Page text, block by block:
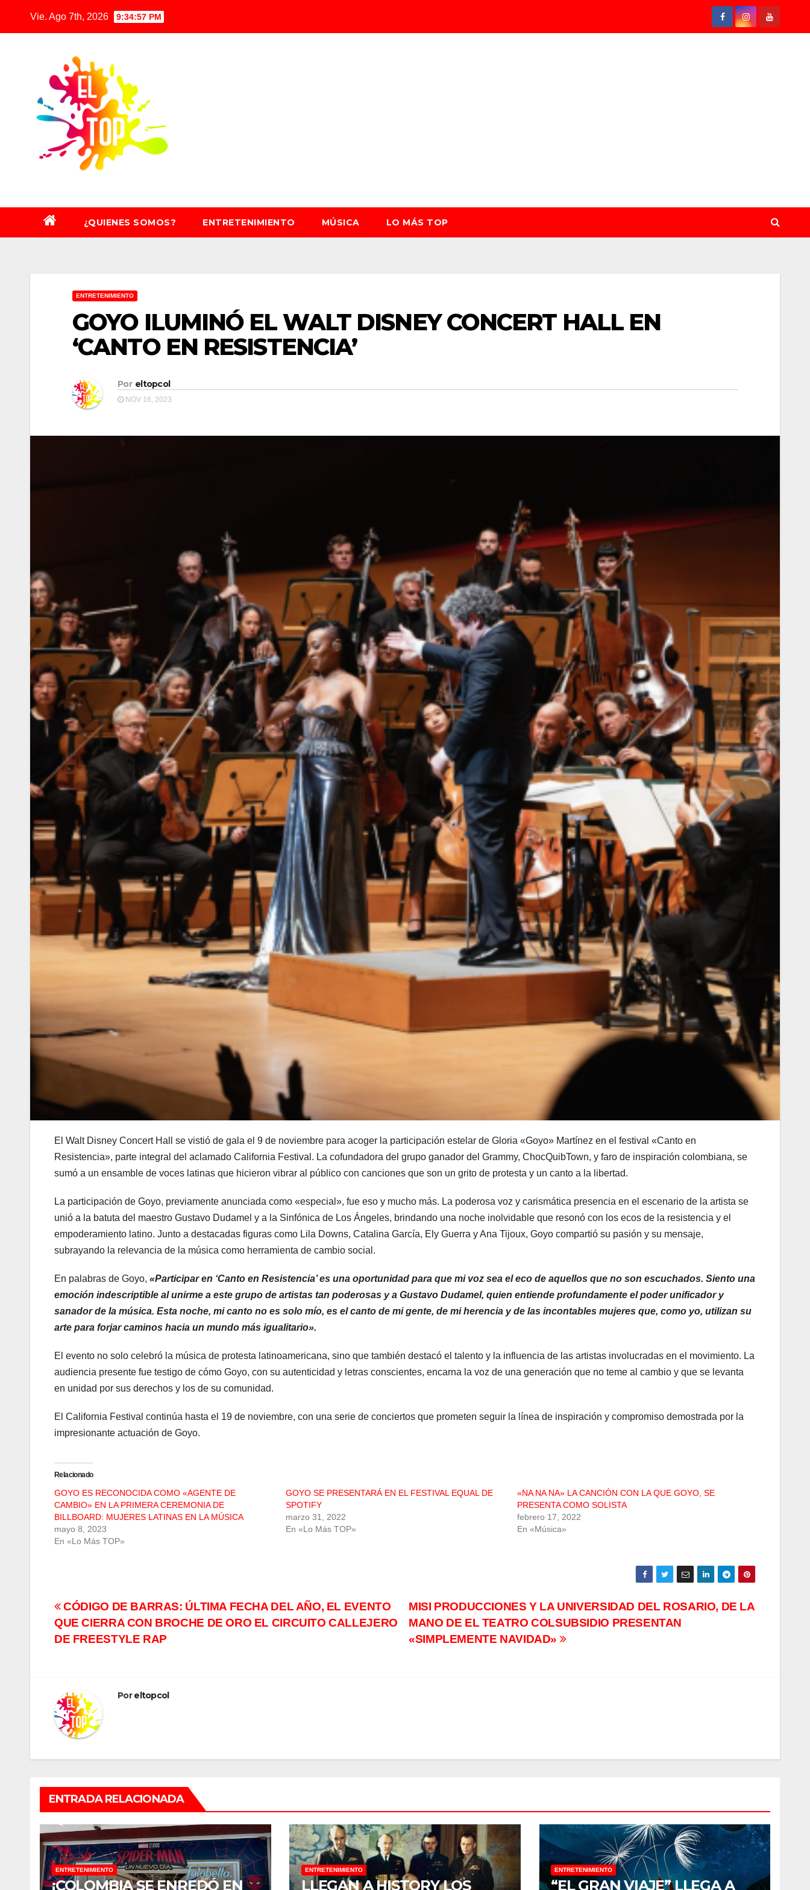
Vie. Ago 7th, 2026 9:34:59 PM
¿QUIENES SOMOS? ENTRETENIMIENTO MÚSICA LO MÁS TOP
ENTRETENIMIENTO
GOYO ILUMINÓ EL WALT DISNEY CONCERT HALL EN
‘CANTO EN RESISTENCIA’
Por eltopcol
NOV 16, 2023
El Walt Disney Concert Hall se vistió de gala el 9 de noviembre para acoger la participación estelar de Gloria «Goyo» Martínez en el festival «Canto en
Resistencia», parte integral del aclamado California Festival. La cofundadora del grupo ganador del Grammy, ChocQuibTown, y faro de inspiración colombiana, se
sumó a un ensamble de voces latinas que hicieron vibrar al público con canciones que son un grito de protesta y un canto a la libertad.
La participación de Goyo, previamente anunciada como «especial», fue eso y mucho más. La poderosa voz y carismática presencia en el escenario de la artista se
unió a la batuta del maestro Gustavo Dudamel y a la Sinfónica de Los Ángeles, brindando una noche inolvidable que resonó con los ecos de la resistencia y el
empoderamiento latino. Junto a destacadas figuras como Lila Downs, Catalina García, Ely Guerra y Ana Tijoux, Goyo compartió su pasión y su mensaje,
subrayando la relevancia de la música como herramienta de cambio social.
En palabras de Goyo, «Participar en ‘Canto en Resistencia’ es una oportunidad para que mi voz sea el eco de aquellos que no son escuchados. Siento una
emoción indescriptible al unirme a este grupo de artistas tan poderosas y a Gustavo Dudamel, quien entiende profundamente el poder unificador y
sanador de la música. Esta noche, mi canto no es solo mío, es el canto de mi gente, de mi herencia y de las incontables mujeres que, como yo, utilizan su
arte para forjar caminos hacia un mundo más igualitario».
El evento no solo celebró la música de protesta latinoamericana, sino que también destacó el talento y la influencia de las artistas involucradas en el movimiento. La
audiencia presente fue testigo de cómo Goyo, con su autenticidad y letras conscientes, encarna la voz de una generación que no teme al cambio y que se levanta
en unidad por sus derechos y los de su comunidad.
El California Festival continúa hasta el 19 de noviembre, con una serie de conciertos que prometen seguir la línea de inspiración y compromiso demostrada por la
impresionante actuación de Goyo.
Relacionado
GOYO ES RECONOCIDA COMO «AGENTE DE
CAMBIO» EN LA PRIMERA CEREMONIA DE
BILLBOARD: MUJERES LATINAS EN LA MÚSICA
mayo 8, 2023
En «Lo Más TOP»
GOYO SE PRESENTARÁ EN EL FESTIVAL EQUAL DE
SPOTIFY
marzo 31, 2022
En «Lo Más TOP»
«NA NA NA» LA CANCIÓN CON LA QUE GOYO, SE
PRESENTA COMO SOLISTA
febrero 17, 2022
En «Música»
Navegación
de
MISI PRODUCCIONES Y LA UNIVERSIDAD DEL ROSARIO, DE LA
MANO DE EL TEATRO COLSUBSIDIO PRESENTAN
«SIMPLEMENTE NAVIDAD»
CÓDIGO DE BARRAS: ÚLTIMA FECHA DEL AÑO, EL EVENTO
QUE CIERRA CON BROCHE DE ORO EL CIRCUITO CALLEJERO
DE FREESTYLE RAP
Poreltopcol
ENTRADA RELACIONADA
ENTRETENIMIENTO
¡COLOMBIA SE ENREDÓ EN
ENTRETENIMIENTO
LLEGAN A HISTORY LOS
ENTRETENIMIENTO
“EL GRAN VIAJE” LLEGA A